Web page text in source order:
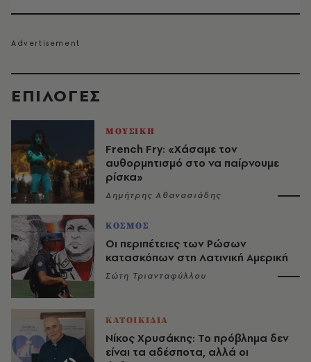
EΠΙΛΟΓΈΣ
ΜΟΥΣΙΚΗ
French Fry: «Χάσαμε τον
αυθορμητισμό στο να παίρνουμε
ρίσκα»
Δημήτρης Αθανασιάδης
ΚΟΣΜΟΣ
Οι περιπέτειες των Ρώσων
κατασκόπων στη Λατινική Αμερική
Σώτη Τριανταφύλλου
ΚΑΤΟΙΚΙΔΙΑ
Νίκος Χρυσάκης: Το πρόβλημα δεν
είναι τα αδέσποτα, αλλά οι